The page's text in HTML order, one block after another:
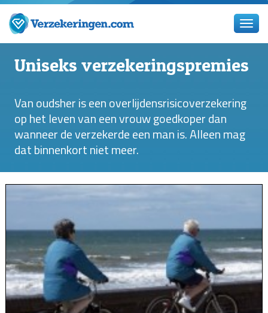
Uniseks verzekeringspremies
Van oudsher is een overlijdensrisicoverzekering
op het leven van een vrouw goedkoper dan
wanneer de verzekerde een man is. Alleen mag
dat binnenkort niet meer.